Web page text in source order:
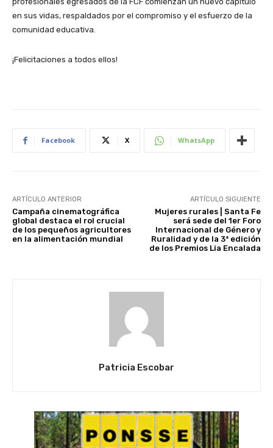
en sus vidas, respaldados por el compromiso y el esfuerzo de la
comunidad educativa.
¡Felicitaciones a todos ellos!
Facebook X WhatsApp
ARTÍCULO ANTERIOR
Campaña cinematográfica
global destaca el rol crucial
de los pequeños agricultores
en la alimentación mundial
ARTÍCULO SIGUIENTE
Mujeres rurales | Santa Fe
será sede del 1er Foro
Internacional de Género y
Ruralidad y de la 3ª edición
de los Premios Lia Encalada
Patricia Escobar